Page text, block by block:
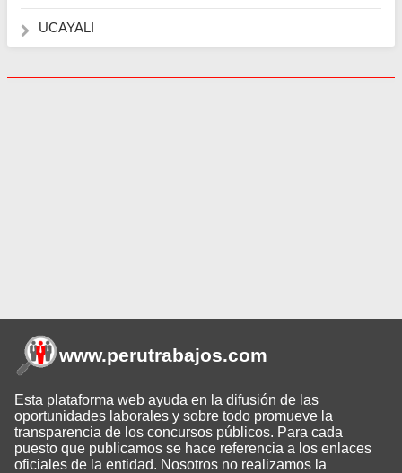
UCAYALI
www.perutrabajos.com
Esta plataforma web ayuda en la difusión de las
oportunidades laborales y sobre todo promueve la
transparencia de los concursos públicos. Para cada
puesto que publicamos se hace referencia a los enlaces
oficiales de la entidad. Nosotros no realizamos la